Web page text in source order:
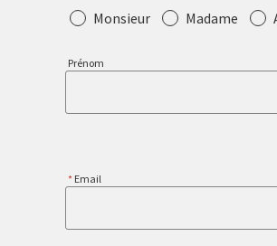
Salutation
Monsieur Madame
Prénom
Email